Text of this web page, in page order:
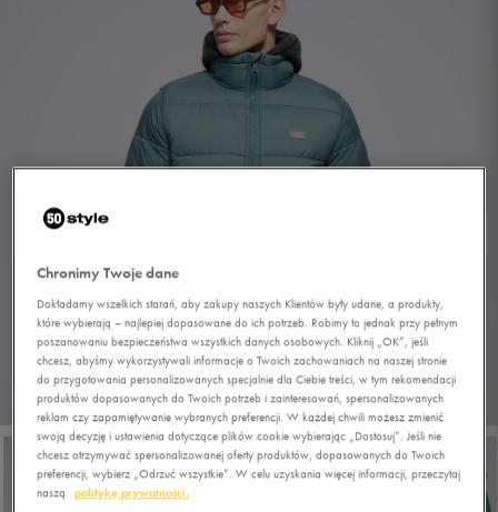
Chronimy Twoje dane
Dokładamy wszelkich starań, aby zakupy naszych Klientów były udane, a produkty,
które wybierają – najlepiej dopasowane do ich potrzeb. Robimy to jednak przy pełnym
poszanowaniu bezpieczeństwa wszystkich danych osobowych. Kliknij „OK”, jeśli
chcesz, abyśmy wykorzystywali informacje o Twoich zachowaniach na naszej stronie
do przygotowania personalizowanych specjalnie dla Ciebie treści, w tym rekomendacji
produktów dopasowanych do Twoich potrzeb i zainteresowań, spersonalizowanych
reklam czy zapamiętywanie wybranych preferencji. W każdej chwili możesz zmienić
swoją decyzję i ustawienia dotyczące plików cookie wybierając „Dostosuj”. Jeśli nie
chcesz otrzymywać spersonalizowanej oferty produktów, dopasowanych do Twoich
preferencji, wybierz „Odrzuć wszystkie”. W celu uzyskania więcej informacji, przeczytaj
naszą
politykę prywatności.